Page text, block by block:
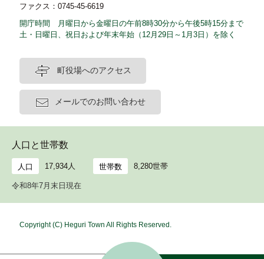
ファクス：0745-45-6619
開庁時間 月曜日から金曜日の午前8時30分から午後5時15分まで
土・日曜日、祝日および年末年始（12月29日～1月3日）を除く
町役場へのアクセス
メールでのお問い合わせ
人口と世帯数
人口 17,934人 世帯数 8,280世帯
令和8年7月末日現在
Copyright (C) Heguri Town All Rights Reserved.